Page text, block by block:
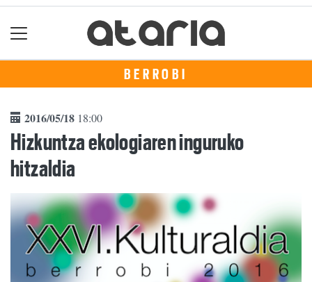
BERROBI
2016/05/18 18:00
Hizkuntza ekologiaren inguruko
hitzaldia